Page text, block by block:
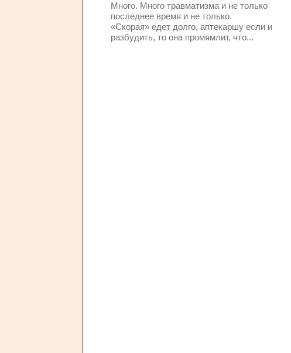
Много. Много травматизма и не только
последнее время и не только.
«Скорая» едет долго, аптекаршу если и
разбудить, то она промямлит, что...